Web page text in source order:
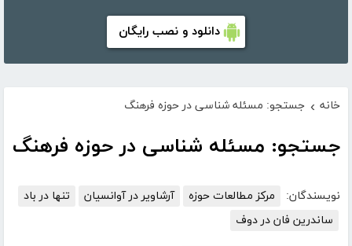
دانلود و نصب رایگان
خانه › جستجو: مسئله شناسی در حوزه فرهنگ
جستجو: مسئله شناسی در حوزه فرهنگ
نویسندگان: مرکز مطالعات حوزه آرشاویر در آوانسیان
تنها در باد
ساندرین فان در دوف